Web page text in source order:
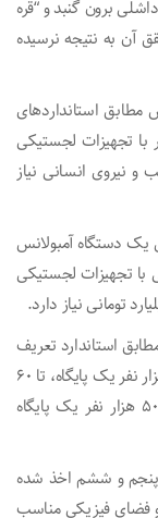
“دماغ” بخش داشلی برون گنبد و “قره
آن به نتیجه نرسیده
استانداردهای
با تجهیزات لجستیکی
نیروی انسانی نیاز
یک دستگاه آمبولانس
با تجهیزات لجستیکی
تومانی نیاز دارد.
گفت: مطابق استاندارد تعریف
شده سازمان اورژانس کشور، شهرها تا جمعیت ۲۰ هزار نفر یک پایگاه، تا ۶۰
هزار نفر ۲ پایگاه و بالای ۶۰ هزار نفر به ازای هر ۵۰ هزار نفر یک پایگاه
شهر گنبدکاووس مجوز ۲ پایگاه پنجم و ششم اخذ شده
فضای فیزیکی مناسب